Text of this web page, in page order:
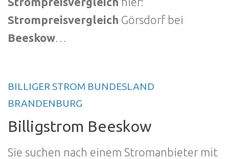
Strompreisvergleich Görsdorf bei
Beeskow
BILLIGER STROM BUNDESLAND
BRANDENBURG
Billigstrom Beeskow
Sie suchen nach einem Stromanbieter mit